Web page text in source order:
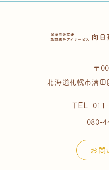
〒
北海道札幌市清
TEL
080-
お問